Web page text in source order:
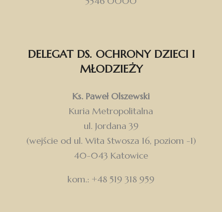
DELEGAT DS. OCHRONY DZIECI I
MŁODZIEŻY
Ks. Paweł Olszewski
Kuria Metropolitalna
ul. Jordana 39
(wejście od ul. Wita Stwosza 16, poziom -1)
40-043 Katowice
kom.: +48 519 318 959